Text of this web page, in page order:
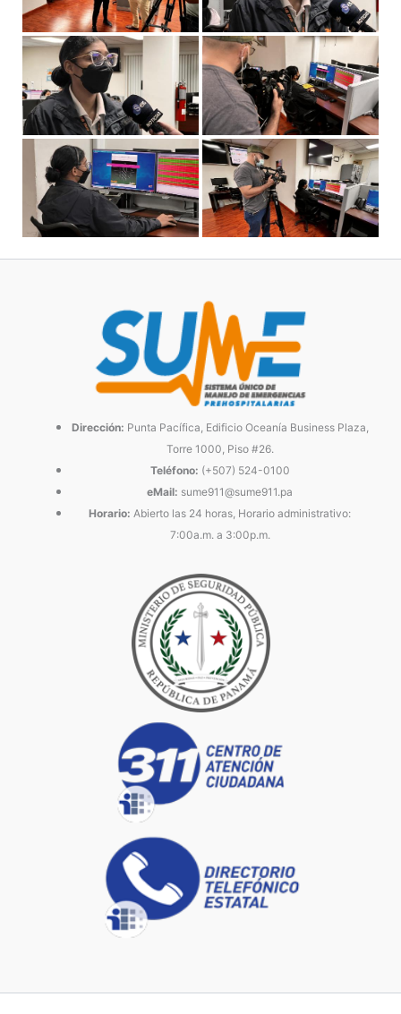
Dirección: Punta Pacífica, Edificio Oceanía Business Plaza,
Torre 1000, Piso #26.
Teléfono: (+507) 524-0100
eMail: sume911@sume911.pa
Horario: Abierto las 24 horas, Horario administrativo:
7:00a.m. a 3:00p.m.